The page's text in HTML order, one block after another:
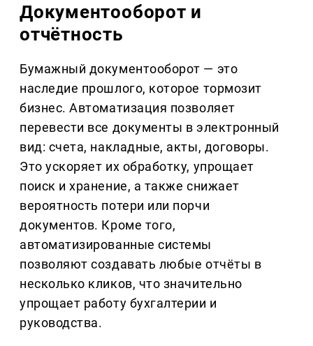
Документооборот и
отчётность
Бумажный документооборот — это
наследие прошлого, которое тормозит
бизнес. Автоматизация позволяет
перевести все документы в электронный
вид: счета, накладные, акты, договоры.
Это ускоряет их обработку, упрощает
поиск и хранение, а также снижает
вероятность потери или порчи
документов. Кроме того,
автоматизированные системы
позволяют создавать любые отчёты в
несколько кликов, что значительно
упрощает работу бухгалтерии и
руководства.